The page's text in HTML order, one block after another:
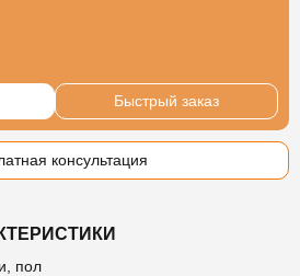
Быстрый заказ
консультация
пол